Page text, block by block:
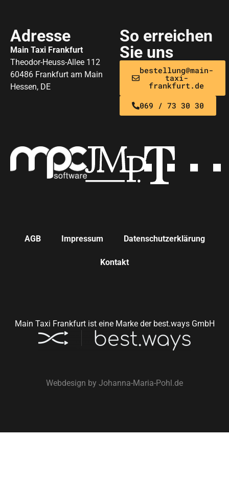
Adresse
Main Taxi Frankfurt
Theodor-Heuss-Allee 112
60486 Frankfurt am Main
Hessen, DE
So erreichen
Sie uns
bestellung@main-
taxi-
frankfurt.de
069 / 73 30 30
AGB Impressum Datenschutzerklärung
Kontakt
Main Taxi Frankfurt ist eine Marke der best.ways GmbH
Webdesign by Johanna-Maria-Pohl.de